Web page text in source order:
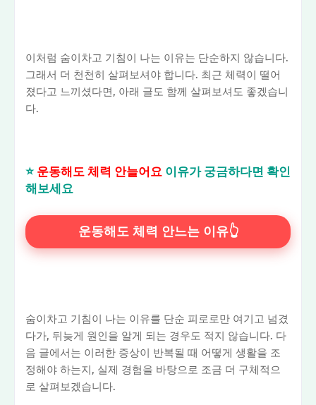
이처럼 숨이차고 기침이 나는 이유는 단순하지 않습니다.
그래서 더 천천히 살펴보셔야 합니다. 최근 체력이 떨어
졌다고 느끼셨다면, 아래 글도 함께 살펴보셔도 좋겠습니
다.
⭐ 운동해도 체력 안늘어요 이유가 궁금하다면 확인
해보세요
운동해도 체력 안느는 이유👆
숨이차고 기침이 나는 이유를 단순 피로로만 여기고 넘겼
다가, 뒤늦게 원인을 알게 되는 경우도 적지 않습니다. 다
음 글에서는 이러한 증상이 반복될 때 어떻게 생활을 조
정해야 하는지, 실제 경험을 바탕으로 조금 더 구체적으
로 살펴보겠습니다.